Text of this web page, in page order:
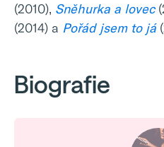
(2010), Sněhurka a lovec
(2014) a Pořád jsem to já
Biografie